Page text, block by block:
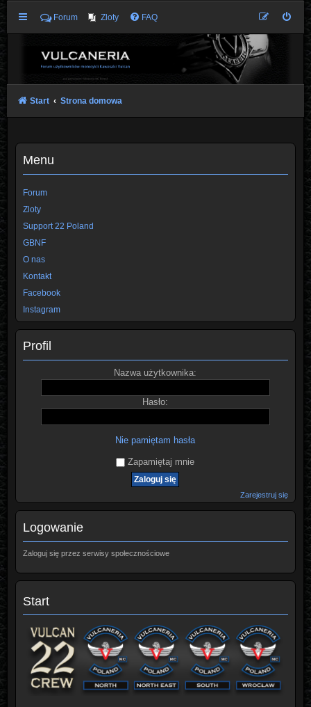
Forum Zloty FAQ
Start Strona domowa
Start
Menu
Forum
Zloty
Support 22 Poland
GBNF
O nas
Kontakt
Facebook
Instagram
Profil
Nazwa użytkownika:
Hasło:
Nie pamiętam hasła
Zapamiętaj mnie
Zarejestruj się
Logowanie
Zaloguj się przez serwisy społecznościowe